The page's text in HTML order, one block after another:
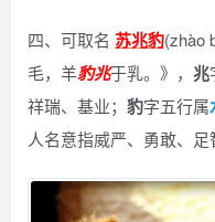
四、可取名 苏兆豹(zhào
毛，羊豹兆于乳。》 ， 兆
祥瑞、基业； 豹字五行属
人名意指威严、勇敢、足